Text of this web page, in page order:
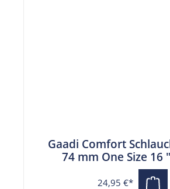
Gaadi Comfort
74 mm One Size 16
französisches
24,95 €*